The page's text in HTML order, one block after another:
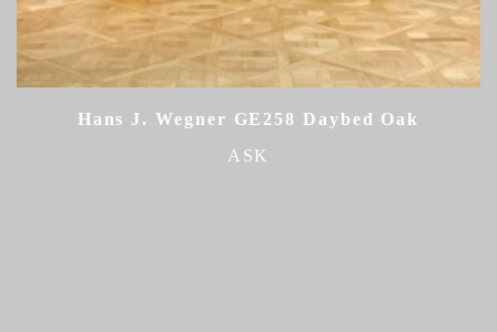
Hans J. Wegner GE258 Daybed Oak
ASK